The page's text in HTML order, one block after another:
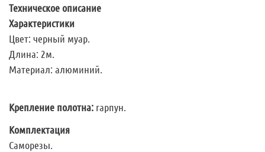
Техническое описание
Характеристики
Цвет: черный муар.
Длина: 2м.
Материал: алюминий.
Крепление полотна: гарпун.
Комплектация
Саморезы.